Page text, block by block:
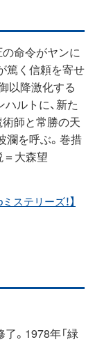
命令がヤンに
篤く信頼を寄せ
以降激化する
ルトに、新た
師と常勝の天
瀾を呼ぶ。巻措
＝大森望
ステリーズ！】
。1978年「緑